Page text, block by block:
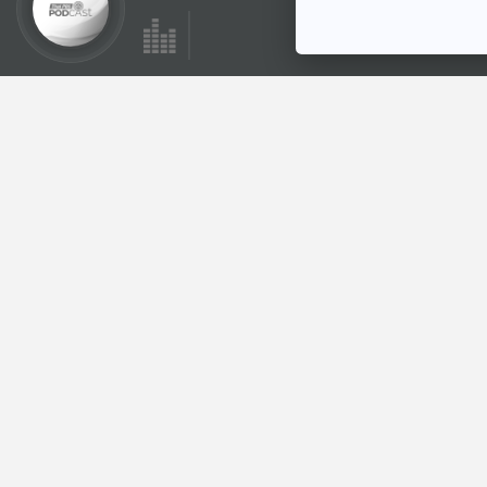
ตอนที่เกี่ยวข้อง